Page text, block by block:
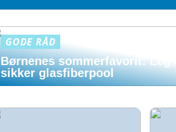
GODE RÅD
Børnenes sommerfavorit: Leg
sikker glasfiberpool